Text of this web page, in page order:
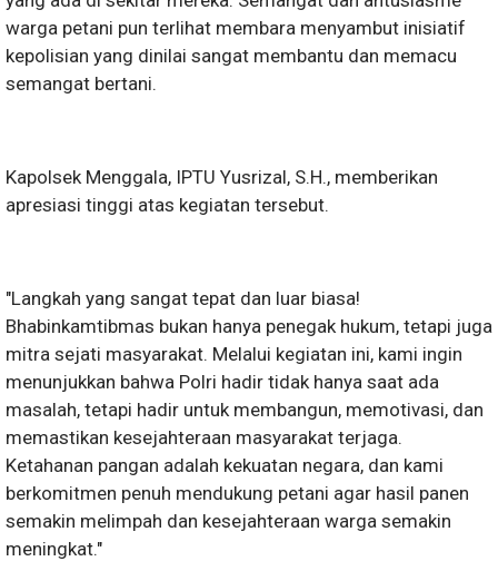
warga petani pun terlihat membara menyambut inisiatif
kepolisian yang dinilai sangat membantu dan memacu
semangat bertani.
Kapolsek Menggala, IPTU Yusrizal, S.H., memberikan
apresiasi tinggi atas kegiatan tersebut.
"Langkah yang sangat tepat dan luar biasa!
Bhabinkamtibmas bukan hanya penegak hukum, tetapi juga
mitra sejati masyarakat. Melalui kegiatan ini, kami ingin
menunjukkan bahwa Polri hadir tidak hanya saat ada
masalah, tetapi hadir untuk membangun, memotivasi, dan
memastikan kesejahteraan masyarakat terjaga.
Ketahanan pangan adalah kekuatan negara, dan kami
berkomitmen penuh mendukung petani agar hasil panen
semakin melimpah dan kesejahteraan warga semakin
meningkat."